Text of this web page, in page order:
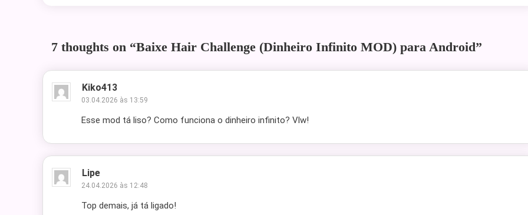
7 thoughts on “Baixe Hair Challenge (Dinheiro Infinito MOD) para Android”
Kiko413
03.04.2026 às 13:59
Esse mod tá liso? Como funciona o dinheiro infinito? Vlw!
Lipe
24.04.2026 às 12:48
Top demais, já tá ligado!